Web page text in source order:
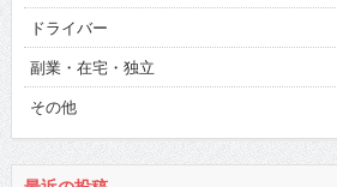
ドライバー
副業・在宅・独立
その他